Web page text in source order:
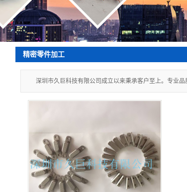
精密零件加工
深圳市久巨科技有限公司成立以来秉承客户至上。专业